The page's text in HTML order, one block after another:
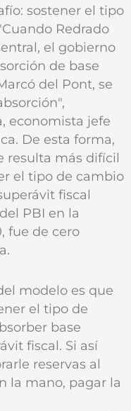
sostener el tipo
Redrado
el gobierno
de base
del Pont, se
economista jefe
De esta forma,
resulta más difícil
el tipo de cambio
fiscal
PBI en la
fue de cero
modelo es que
el tipo de
base
fiscal. Si así
reservas al
la mano, pagar la